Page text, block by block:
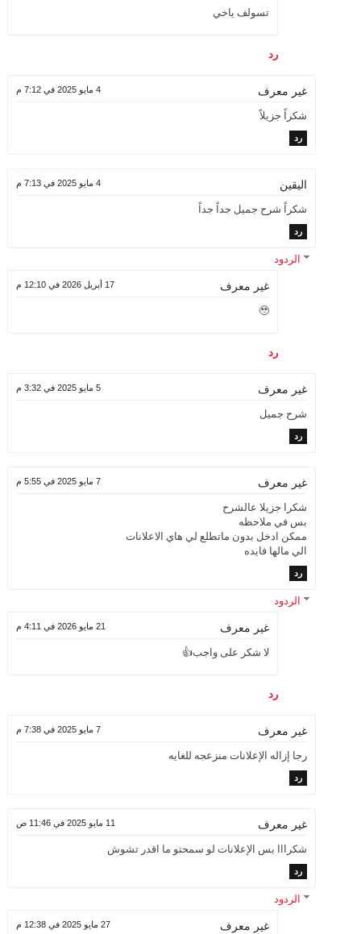
تسولف ياخي
رد
غير معرف 4 مايو 2025 في 7:12 م
شكراً جزيلاً
رد
اليقين 4 مايو 2025 في 7:13 م
شكراً شرح جميل جداً جداً
رد
الردود
غير معرف 17 أبريل 2026 في 12:10 م
🥹
رد
غير معرف 5 مايو 2025 في 3:32 م
شرح جميل
رد
غير معرف 7 مايو 2025 في 5:55 م
شكرا جزيلا عالشرح
بس في ملاحظه
ممكن ادخل بدون ماتطلع لي هاي الاعلانات
الي مالها فايده
رد
الردود
غير معرف 21 مايو 2026 في 4:11 م
لا شكر على واجب👍
رد
غير معرف 7 مايو 2025 في 7:38 م
رجا إزاله الإعلانات منزعجه للغايه
رد
غير معرف 11 مايو 2025 في 11:46 ص
شكرااا بس الإعلانات لو سمحتو ما اقدر تشوش
رد
الردود
غير معرف 27 مايو 2025 في 12:38 م